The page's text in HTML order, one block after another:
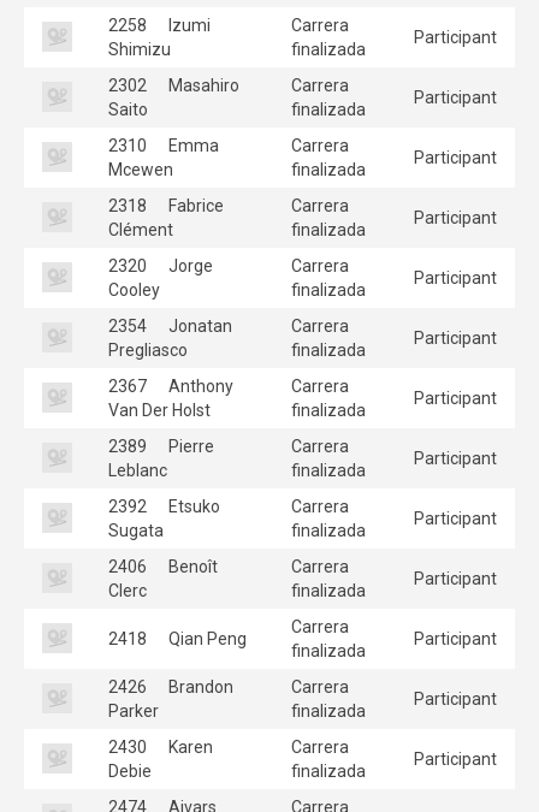
2258
Izumi
Shimizu
Carrera
finalizada
Participant
2302
Masahiro
Saito
Carrera
finalizada
Participant
2310
Emma
Mcewen
Carrera
finalizada
Participant
2318
Fabrice
Clément
Carrera
finalizada
Participant
2320
Jorge
Cooley
Carrera
finalizada
Participant
2354
Jonatan
Pregliasco
Carrera
finalizada
Participant
2367
Anthony
Van Der Holst
Carrera
finalizada
Participant
2389
Pierre
Leblanc
Carrera
finalizada
Participant
2392
Etsuko
Sugata
Carrera
finalizada
Participant
2406
Benoît
Clerc
Carrera
finalizada
Participant
2418 Qian Peng
Carrera
finalizada
Participant
2426
Brandon
Parker
Carrera
finalizada
Participant
2430
Karen
Debie
Carrera
finalizada
Participant
2474 Aivars Carrera